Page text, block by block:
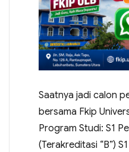
Saatnya jadi calon
bersama Fkip
Program Studi: S1
(Terakreditasi “B”)